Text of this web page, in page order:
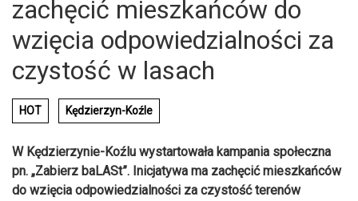
zachęcić mieszkańców do
wzięcia odpowiedzialności za
czystość w lasach
HOT Kędzierzyn-Koźle
W Kędzierzynie-Koźlu wystartowała kampania społeczna
pn. „Zabierz baLASt”. Inicjatywa ma zachęcić mieszkańców
do wzięcia odpowiedzialności za czystość terenów